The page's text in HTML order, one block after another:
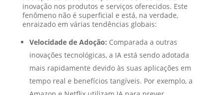
inovação nos produtos e serviços oferecidos. Este
fenômeno não é superficial e está, na verdade,
enraizado em várias tendências globais:
Velocidade de Adoção: Comparada a outras
inovações tecnológicas, a IA está sendo adotada
mais rapidamente devido às suas aplicações em
tempo real e benefícios tangíveis. Por exemplo, a